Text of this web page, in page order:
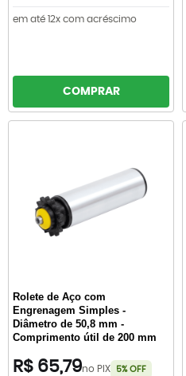
em até 12x com acréscimo
COMPRAR
Rolete de Aço com
Engrenagem Simples -
Diâmetro de 50,8 mm -
Comprimento útil de 200 mm
R$ 65,79no PIX 5% OFF